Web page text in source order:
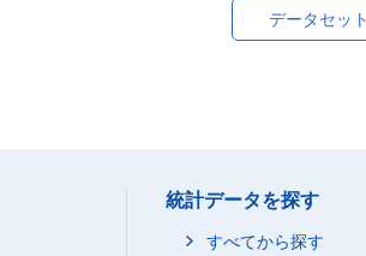
データセッ
統計データを探す
すべてから探す